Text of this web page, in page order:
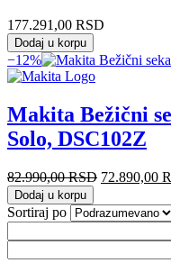
177.291,00 RSD
Dodaj u korpu
−12%
Makita Bežični
Solo, DSC102Z
82.990,00RSD Originalna
je
bila:
82.990,00
72.890,00
Dodaj u korpu
Sortiraj po